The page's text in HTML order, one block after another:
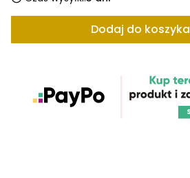
Dodaj do koszyka